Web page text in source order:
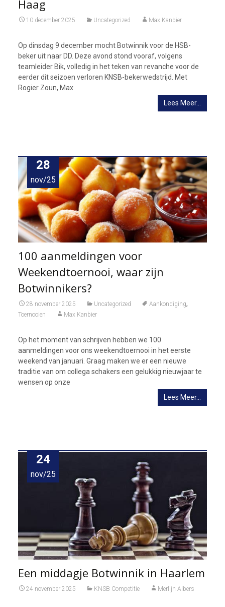
Haag
10 december 2025 Uncategorized Max Kanbier
Op dinsdag 9 december mocht Botwinnik voor de HSB-
beker uit naar DD. Deze avond stond vooraf, volgens
teamleider Bik, volledig in het teken van revanche voor de
eerder dit seizoen verloren KNSB-bekerwedstrijd. Met
Rogier Zoun, Max
Lees Meer…
28
nov/25
100 aanmeldingen voor
Weekendtoernooi, waar zijn
Botwinnikers?
28 november 2025 Uncategorized Aankondiging,
Toernooien Max Kanbier
Op het moment van schrijven hebben we 100
aanmeldingen voor ons weekendtoernooi in het eerste
weekend van januari. Graag maken we er een nieuwe
traditie van om collega schakers een gelukkig nieuwjaar te
wensen op onze
Lees Meer…
24
nov/25
Een middagje Botwinnik in Haarlem
24 november 2025 KNSB Competitie Merlijn Albers